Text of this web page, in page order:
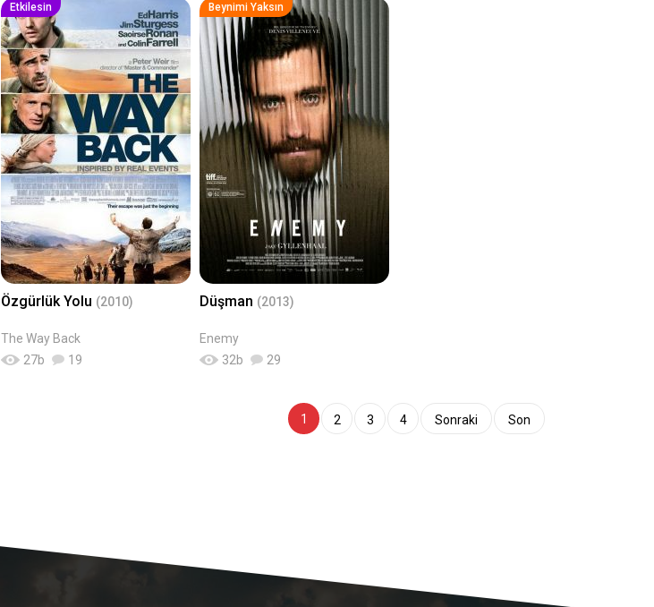
Etkilesin
Özgürlük Yolu (2010)
The Way Back
27b 19
Beynimi Yaksın
Düşman (2013)
Enemy
32b 29
1 2 3 4 Sonraki Son